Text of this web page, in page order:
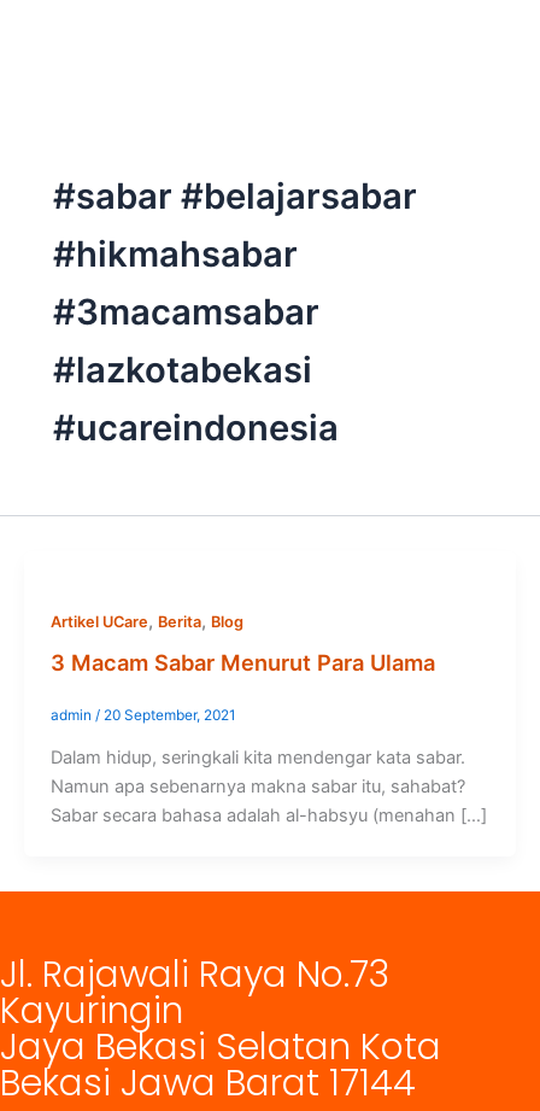
#sabar #belajarsabar
#hikmahsabar
#3macamsabar
#lazkotabekasi
#ucareindonesia
Artikel UCare, Berita, Blog
3 Macam Sabar Menurut Para Ulama
admin / 20 September, 2021
Dalam hidup, seringkali kita mendengar kata sabar.
Namun apa sebenarnya makna sabar itu, sahabat?
Sabar secara bahasa adalah al-habsyu (menahan […]
Jl. Rajawali Raya No.73
Kayuringin
Jaya Bekasi Selatan Kota
Bekasi Jawa Barat 17144